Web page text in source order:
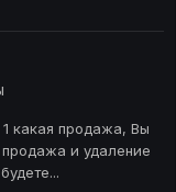
1 какая продажа, Вы
и удаление